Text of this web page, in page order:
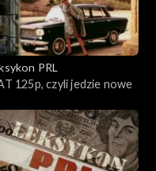
PRL
125p, czyli jedzie nowe